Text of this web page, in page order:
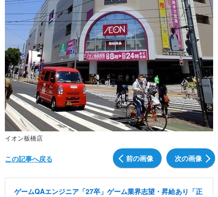
イオン板橋店
前の画像 次の画像
この記事へ戻る
ゲームQAエンジニア「27卒」ゲーム業界志望・昇給あり「正